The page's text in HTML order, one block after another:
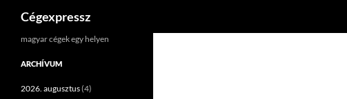
Kilépés
Cégexpressz
magyar cégek egy helyen
ARCHÍVUM
2026. augusztus(4)